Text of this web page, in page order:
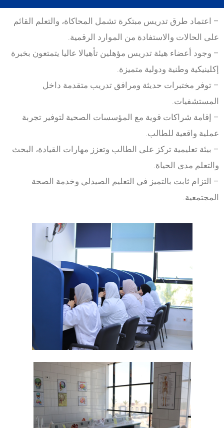
– اعتماد طرق تدريس مبتكرة تشمل المحاكاة، والتعلم القائم
على الحالات والاستفادة من الموارد الرقمية.
– وجود أعضاء هيئة تدريس مؤهلين تأهيالا عاليا يتمتعون بخبرة
إكلينيكية وطنية ودولية متميزة.
– توفر مختبرات حديثة ومرافق تدريب متقدمة داخل
المستشفيات.
– إقامة شراكات قوية مع المؤسسات الصحية لتوفير تجربة
عملية واقعية للطالب.
– بيئة تعليمية تركز على الطالب وتعزز مهارات القيادة، البحث
والتعلم مدى الحياة.
– التزام ثابت بالتميز في التعليم الصيدلي وخدمة الصحة
المجتمعية.